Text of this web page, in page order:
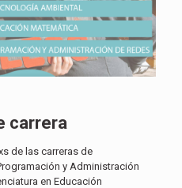
carrera
de las carreras de
y Administración
en Educación